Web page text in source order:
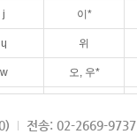
j 이*
ɥ 위
w 오, 우*
전송: 02-2669-9737